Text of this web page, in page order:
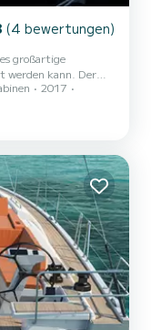
(4 bewertungen)
werden kann. Der
Erlebnis für
auf diesem 14
Kreuzfahrt
und einer Rollgenua
2017